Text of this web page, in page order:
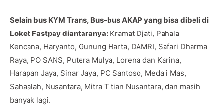
Selain bus KYM Trans, Bus-bus AKAP yang bisa dibeli di
Loket Fastpay diantaranya: Kramat Djati, Pahala
Kencana, Haryanto, Gunung Harta, DAMRI, Safari Dharma
Raya, PO SANS, Putera Mulya, Lorena dan Karina,
Harapan Jaya, Sinar Jaya, PO Santoso, Medali Mas,
Sahaalah, Nusantara, Mitra Titian Nusantara, dan masih
banyak lagi.